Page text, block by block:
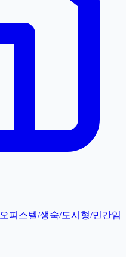
오피스텔/생숙/도시형/민간임